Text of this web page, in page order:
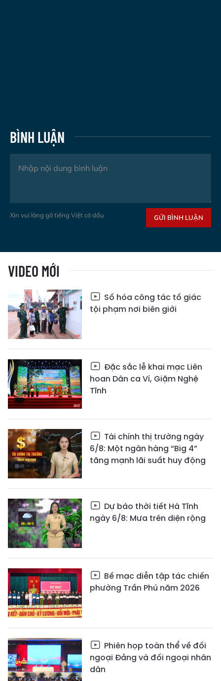
BÌNH LUẬN
Xin vui lòng gõ tiếng Việt có dấu GỬI BÌNH LUẬN
VIDEO MỚI
Số hóa công tác tố giác
tội phạm nơi biên giới
Đặc sắc lễ khai mạc Liên
hoan Dân ca Ví, Giặm Nghệ
Tĩnh
Tài chính thị trường ngày
6/8: Một ngân hàng “Big 4”
tăng mạnh lãi suất huy động
Dự báo thời tiết Hà Tĩnh
ngày 6/8: Mưa trên diện rộng
Bế mạc diễn tập tác chiến
phường Trần Phú năm 2026
Phiên họp toàn thể về đối
ngoại Đảng và đối ngoại nhân
dân